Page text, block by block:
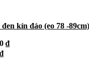
kín đáo (eo 78 -
₫
₫